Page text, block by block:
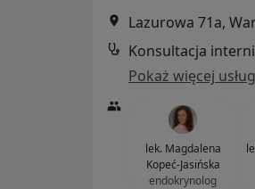
Lazurowa 71a,
Konsultacja
Pokaż więcej usług
lek. Magdalena
Kopeć-Jasińska
endokrynolog